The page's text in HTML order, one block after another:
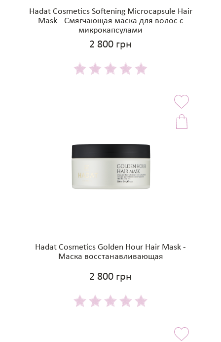
Hadat Cosmetics Softening Microcapsule Hair
Mask - Смягчающая маска для волос с
микрокапсулами
2 800 грн
Hadat Cosmetics Golden Hour Hair Mask -
Маска восстанавливающая
2 800 грн